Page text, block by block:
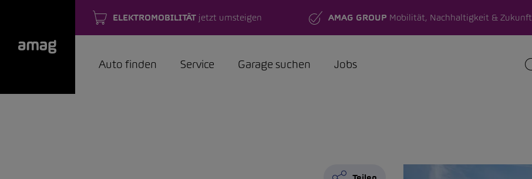
ELEKTROMOBILITÄTjetzt umsteigen AMAG GROUP Mobilität, Nachhaltigkeit & Zukunft
Auto finden Service Garage suchen Jobs